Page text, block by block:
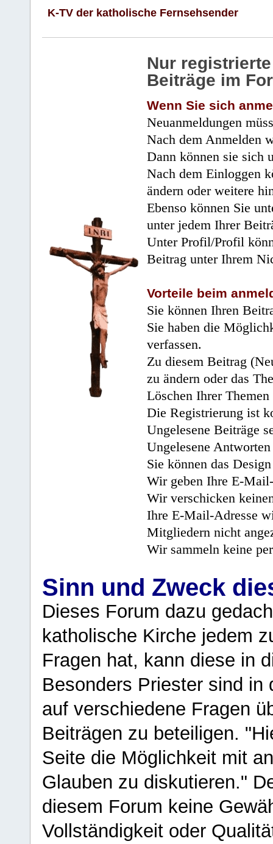
K-TV der katholische Fernsehsender
Nur
Beiträge im
Wenn Sie sich
Neuanmeldungen
Nach dem Anmelden
Dann können sie sich
Nach dem Einloggen
ändern oder weitere
Ebenso können Sie
unter jedem Ihrer
Unter Profil/Profil
Beitrag unter Ihrem
Vorteile beim
Sie können Ihren
Sie haben die
verfassen.
Zu diesem Beitrag
zu ändern oder das
Löschen Ihrer
Die Registrierung ist
Ungelesene Beiträge
Ungelesene
Sie können das
Wir geben Ihre E-
Wir verschicken
Ihre E-Mail-Adresse
Mitgliedern nicht
Wir sammeln keine
Sinn und Zweck
Dieses Forum dazu
katholische Kirche jedem
Fragen hat, kann diese in
Besonders Priester sind in
auf verschiedene Fragen
Beiträgen zu beteiligen.
Seite die Möglichkeit mit
Glauben zu diskutieren."
diesem Forum keine
Vollständigkeit oder